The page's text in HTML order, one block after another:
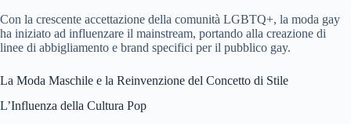
Con la crescente accettazione della comunità LGBTQ+, la moda gay
ha iniziato ad influenzare il mainstream, portando alla creazione di
linee di abbigliamento e brand specifici per il pubblico gay.
La Moda Maschile e la Reinvenzione del Concetto di Stile
L’Influenza della Cultura Pop